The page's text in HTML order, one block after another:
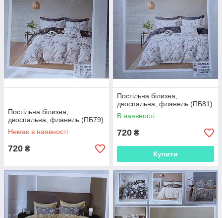
Постільна білизна,
двоспальна, фланель (ПБ79)
Немає в наявності
720 ₴
Постільна білизна,
двоспальна, фланель (ПБ81)
В наявності
720 ₴
Купити